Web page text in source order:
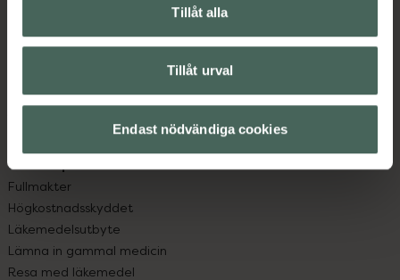
Tillåt alla
Tillåt urval
Endast nödvändiga cookies
Leverans, betalning och retur
App
Om recept och läkemedel
Fullmakter
Högkostnadsskyddet
Läkemedelsutbyte
Lämna in gammal medicin
Resa med läkemedel